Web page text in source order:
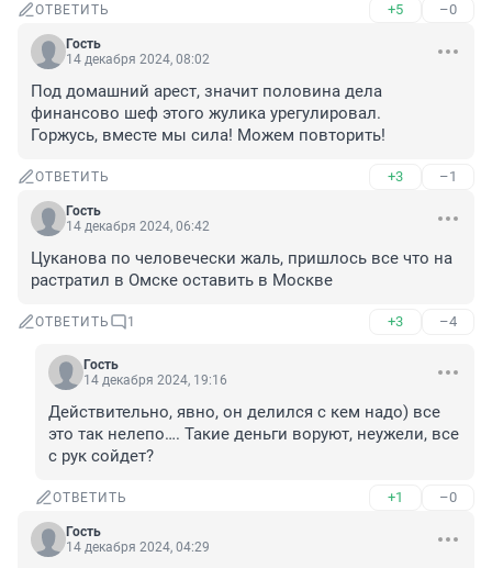
ОТВЕТИТЬ +5 –0
Гость
14 декабря 2024, 08:02
Под домашний арест, значит половина дела
финансово шеф этого жулика урегулировал.
Горжусь, вместе мы сила! Можем повторить!
ОТВЕТИТЬ +3 –1
Гость
14 декабря 2024, 06:42
Цуканова по человечески жаль, пришлось все что на
растратил в Омске оставить в Москве
ОТВЕТИТЬ 1 +3 –4
Гость
14 декабря 2024, 19:16
Действительно, явно, он делился с кем надо) все
это так нелепо…. Такие деньги воруют, неужели, все
с рук сойдет?
ОТВЕТИТЬ +1 –0
Гость
14 декабря 2024, 04:29